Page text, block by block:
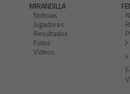
MIRANDILLA
Noticias
Jugadores
Resultados
Fotos
Vídeos